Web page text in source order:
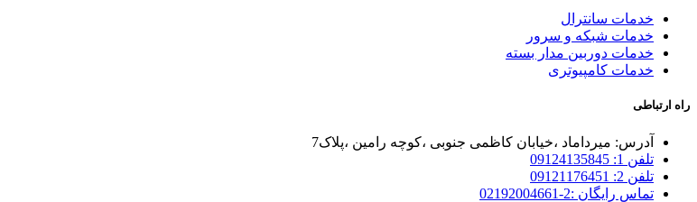
خدمات سانترال
خدمات شبکه و سرور
خدمات دوربین مدار بسته
خدمات کامپیوتری
راه ارتباطی
آدرس: میرداماد ،خیابان کاظمی جنوبی ،کوچه رامین ،پلاک7
تلفن 1: 09124135845
تلفن 2: 09121176451
تماس رایگان :2-02192004661